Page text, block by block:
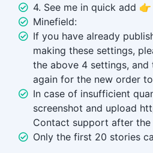
4. See me in quick add 👉
Minefield:
If you have already
making these settings,
the above 4 settings,
again for the new order
In case of insufficient
screenshot and upload
Contact support after
Only the first 20 stories